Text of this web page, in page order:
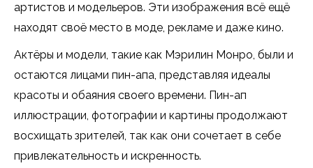
артистов и модельеров. Эти изображения всё ещё
находят своё место в моде, рекламе и даже кино.
Актёры и модели, такие как Мэрилин Монро, были и
остаются лицами пин-апа, представляя идеалы
красоты и обаяния своего времени. Пин-ап
иллюстрации, фотографии и картины продолжают
восхищать зрителей, так как они сочетает в себе
привлекательность и искренность.